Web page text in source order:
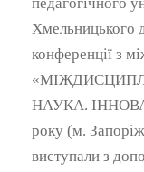
педагогічного
Хмельницького
конференції з
НАУКА.
року (м.
виступали з